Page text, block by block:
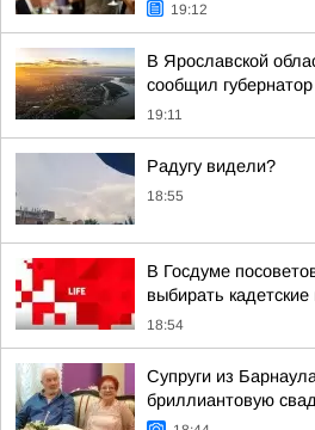
19:12
В Ярославской
сообщил
19:11
Радугу видели?
18:55
В Госдуме
выбирать кадетские
18:54
Супруги из
бриллиантовую